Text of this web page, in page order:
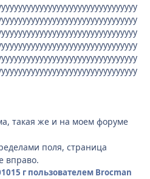
такая же и на моем форуме
поля, страница
вправо.
15 гпользователем Brocman